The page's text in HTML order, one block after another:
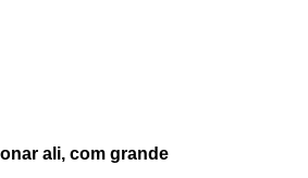
ali, com grande